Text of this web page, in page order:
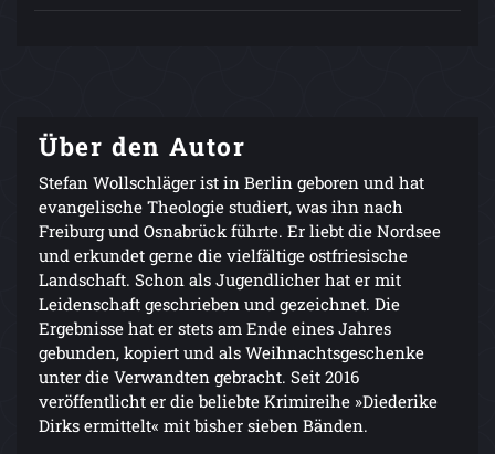
Über den Autor
Stefan Wollschläger ist in Berlin geboren und hat
evangelische Theologie studiert, was ihn nach
Freiburg und Osnabrück führte. Er liebt die Nordsee
und erkundet gerne die vielfältige ostfriesische
Landschaft. Schon als Jugendlicher hat er mit
Leidenschaft geschrieben und gezeichnet. Die
Ergebnisse hat er stets am Ende eines Jahres
gebunden, kopiert und als Weihnachtsgeschenke
unter die Verwandten gebracht. Seit 2016
veröffentlicht er die beliebte Krimireihe »Diederike
Dirks ermittelt« mit bisher sieben Bänden.